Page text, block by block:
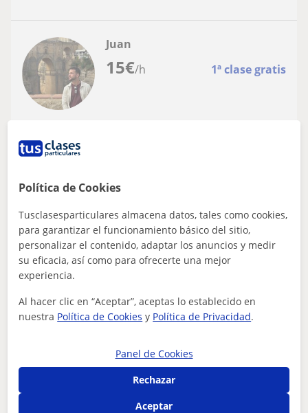
15€/h 1ª clase gratis
Juan
Español para extranjeros
enseñanza de español a adolescentes y
adultos.
Te ofrezco clases dinámicas y personalizadas. Me
comprometo a adaptarme a tus necesidades: clases de
iniciación, te ayudo a mejorar tu comu...
ver más Contactar
€
Isabel
Política de Cookies
Tusclasesparticulares almacena datos, tales como cookies,
para garantizar el funcionamiento básico del sitio,
personalizar el contenido, adaptar los anuncios y medir
su eficacia, así como para ofrecerte una mejor
experiencia.
Al hacer clic en “Aceptar”, aceptas lo establecido en
nuestra Política de Cookies y Política de Privacidad.
Panel de Cookies
Rechazar
Aceptar